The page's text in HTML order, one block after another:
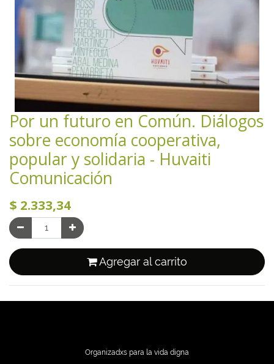
Por un futuro en Común. Diálogos
sobre economía cooperativa,
popular y solidaria - Huvaiti
Comunicación
$ 2.333,34
Agregar al carrito
Organizadxs para la vida digna